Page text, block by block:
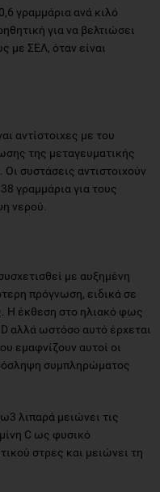
γραμμάρια ανά κιλό
για να βελτιώσει
με ΣΕΛ, όταν είναι
αντίστοιχες με του
της μεταγευματικής
Οι συστάσεις αντιστοιχούν
γραμμάρια για τους
νερού.
με αυξημένη
πρόγνωση, ειδικά σε
Η έκθεση στο ηλιακό φως
αλλά ωστόσο αυτό έρχεται
εμαφνίζουν αυτοί οι
συμπληρώματος
λιπαρά μειώνει τις
C ως φυσικό
στρες και μειώνει τη